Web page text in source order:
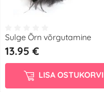
Sulge Õrn võrgutamine
13.95 €
LISA OSTUKORVI